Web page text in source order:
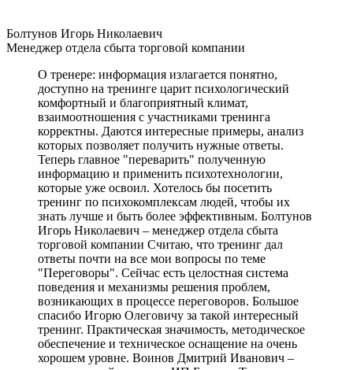
Болтунов Игорь Николаевич
Менеджер отдела сбыта торговой компании
О тренере: информация излагается понятно,
доступно на тренинге царит психологический
комфортный и благоприятный климат,
взаимоотношения с участниками тренинга
корректны. Даются интересные примеры, анализ
которых позволяет получить нужные ответы.
Теперь главное "переварить" полученную
информацию и применить психотехнологии,
которые уже освоил. Хотелось бы посетить
тренинг по психокомплексам людей, чтобы их
знать лучше и быть более эффективным. Болтунов
Игорь Николаевич – менеджер отдела сбыта
торговой компании Считаю, что тренинг дал
ответы почти на все мои вопросы по теме
"Переговоры". Сейчас есть целостная система
поведения и механизмы решения проблем,
возникающих в процессе переговоров. Большое
спасибо Игорю Олеговичу за такой интересный
тренинг. Практическая значимость, методическое
обеспечение и техническое оснащение на очень
хорошем уровне. Воинов Дмитрий Иванович –